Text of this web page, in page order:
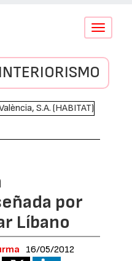
Conmutar
por
Líbano
16/05/2012